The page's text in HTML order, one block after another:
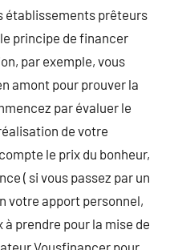
établissements prêteurs
principe de financer
par exemple, vous
amont pour prouver la
par évaluer le
de votre
le prix du bonheur,
( si vous passez par un
votre apport personnel,
à prendre pour la mise de
Vousfinancer pour